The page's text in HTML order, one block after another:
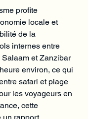
profite
locale et
de la
internes entre
et Zanzibar
environ, ce qui
safari et plage
les voyageurs en
cette